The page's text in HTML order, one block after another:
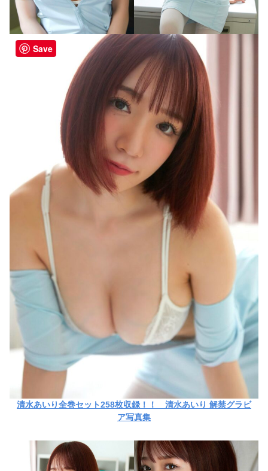
清水あいり全巻セット258枚収録！！ 清水あいり 解禁グラビ
ア写真集
Save